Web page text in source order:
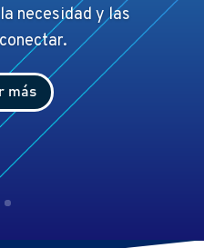
necesidad y las
más